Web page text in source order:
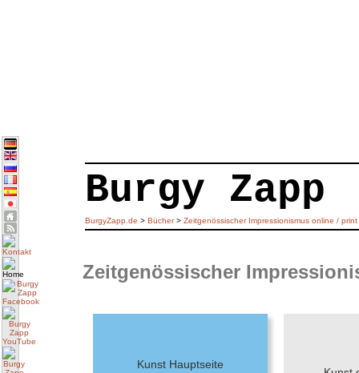
Burgy Zapp
BurgyZapp.de > Bücher> Zeitgenössischer Impressionismus online / print
Zeitgenössischer
Kunst Hauptseite